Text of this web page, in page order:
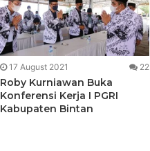
17 August 2021 22
Roby Kurniawan Buka
Konferensi Kerja I PGRI
Kabupaten Bintan